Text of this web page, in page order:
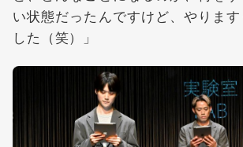
い状態だったんですけど、やりま
した（笑）」